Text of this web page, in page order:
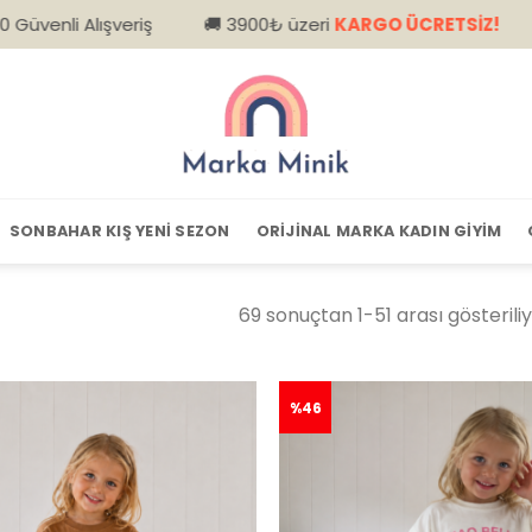
üzeriKARGO ÜCRETSİZ! 📦 Kapıda Ödeme – Nakit &
SONBAHAR KIŞ YENI SEZON ORIJINAL MARKA KADIN GIYIM
69 sonuçtan 1-51 arası
%46